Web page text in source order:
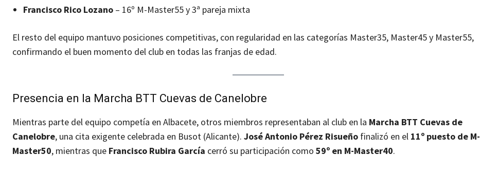
Francisco Rico Lozano – 16º M-Master55 y 3ª pareja mixta
El resto del equipo mantuvo posiciones competitivas, con regularidad en las categorías Master35, Master45 y Master55,
confirmando el buen momento del club en todas las franjas de edad.
Presencia en la Marcha BTT Cuevas de Canelobre
Mientras parte del equipo competía en Albacete, otros miembros representaban al club en la Marcha BTT Cuevas de
Canelobre, una cita exigente celebrada en Busot (Alicante). José Antonio Pérez Risueño finalizó en el 11º puesto de M-
Master50, mientras que Francisco Rubira García cerró su participación como 59º en M-Master40.